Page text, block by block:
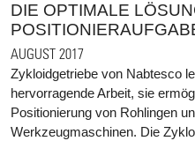
DIE OPTIMALE
AUGUST 2017
Zykloidgetriebe von Nabtesco
hervorragende Arbeit, sie
Positionierung von Rohlingen
Werkzeugmaschinen. Die